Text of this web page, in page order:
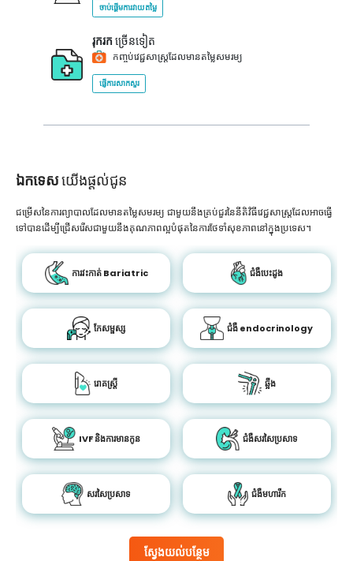
ចាប់ផ្តើមការវាយតម្លៃ
រុករក ច្រើនទៀត
កញ្ចប់វេជ្ជសាស្ត្រដែលមានតម្លៃសមរម្យ
ផ្ញើការសាកសួរ
ឯកទេសយើងផ្តល់ជូន
ស្វែងយល់បន្ថែម
ជម្រើសនៃការព្យាបាលដែលមានតម្លៃសមរម្យ ជាមួយនឹងគ្រប់ជួរនៃនីតិវិធីវេជ្ជសាស្រ្តដែលអាចធ្វើ
ទៅបានដើម្បីជ្រើសរើសជាមួយនឹងគុណភាពល្អបំផុតនៃការថែទាំសុខភាពនៅក្នុងប្រទេស។
ការវះកាត់ Bariatric ជំងឺបេះដូង
កែសម្ផស្ស ជំងឺ endocrinology
រោគស្ត្រី ឆ្អឹង
IVF និងការមានកូន ជំងឺសរសៃប្រសាទ
សរសៃប្រសាទ ជំងឺមហារីក